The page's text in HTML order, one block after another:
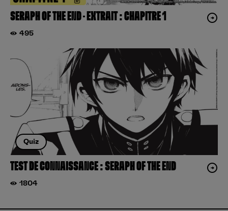
SERAPH OF THE END – EXTRAIT : CHAPITRE 1
495
Quiz
TEST DE CONNAISSANCE : SERAPH OF THE END
1804